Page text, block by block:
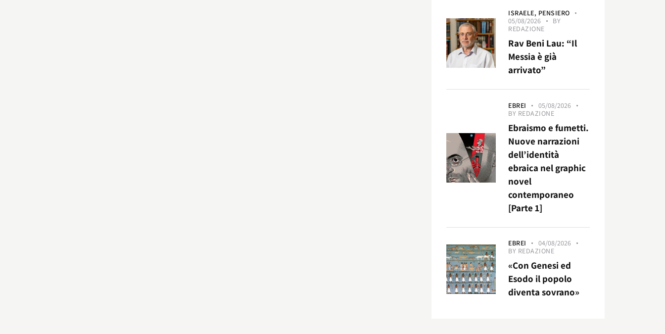
ISRAELE, PENSIERO
05/08/2026
BY
REDAZIONE
Rav Beni Lau: “Il
Messia è già
arrivato”
EBREI
05/08/2026
BY REDAZIONE
Ebraismo e fumetti.
Nuove narrazioni
dell’identità
ebraica nel graphic
novel
contemporaneo
[Parte 1]
EBREI
04/08/2026
BY REDAZIONE
«Con Genesi ed
Esodo il popolo
diventa sovrano»